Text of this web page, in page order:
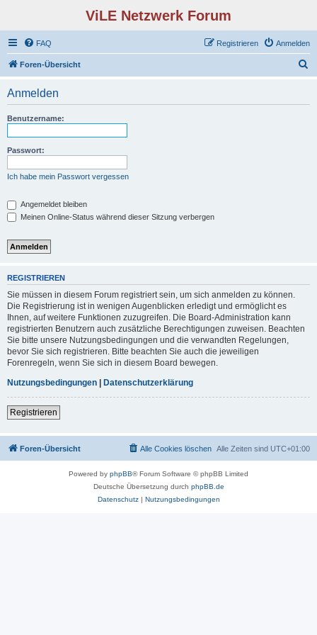
ViLE Netzwerk Forum
FAQ Anmelden
Registrieren
Foren-Übersicht
Anmelden
Benutzername:
Passwort:
Ich habe mein Passwort vergessen
Angemeldet bleiben
Meinen Online-Status während dieser Sitzung verbergen
REGISTRIEREN
Sie müssen in diesem Forum registriert sein, um sich anmelden zu können.
Die Registrierung ist in wenigen Augenblicken erledigt und ermöglicht es
Ihnen, auf weitere Funktionen zuzugreifen. Die Board-Administration kann
registrierten Benutzern auch zusätzliche Berechtigungen zuweisen. Beachten
Sie bitte unsere Nutzungsbedingungen und die verwandten Regelungen,
bevor Sie sich registrieren. Bitte beachten Sie auch die jeweiligen
Forenregeln, wenn Sie sich in diesem Board bewegen.
Nutzungsbedingungen | Datenschutzerklärung
Registrieren
Foren-Übersicht Alle Zeiten sind UTC+01:00
Alle Cookies löschen
Powered by phpBB® Forum Software © phpBB Limited
Deutsche Übersetzung durch phpBB.de
Datenschutz| Nutzungsbedingungen